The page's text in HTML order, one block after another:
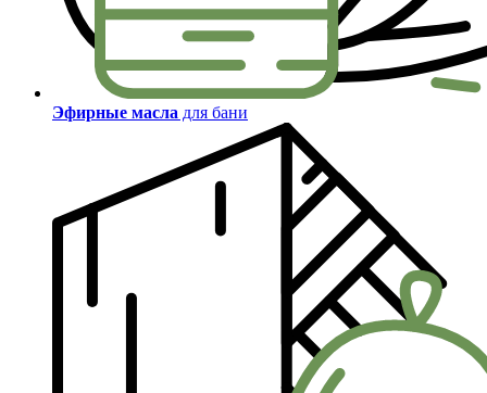
Эфирные масла для бани